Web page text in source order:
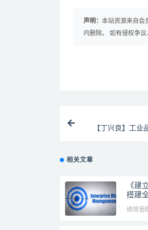
声明： 本站资源来自会
内删除。 如有侵权争
【丁兴良】工
相关文章
《建
搭建
绩效管